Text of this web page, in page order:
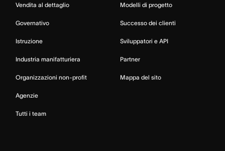
Vendita al dettaglio
Governativo
Istruzione
Industria manifatturiera
Organizzazioni non-profit
Agenzie
Tutti i team
Modelli di progetto
Successo dei clienti
Sviluppatori e API
Partner
Mappa del sito